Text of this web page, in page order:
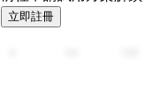
立即註冊